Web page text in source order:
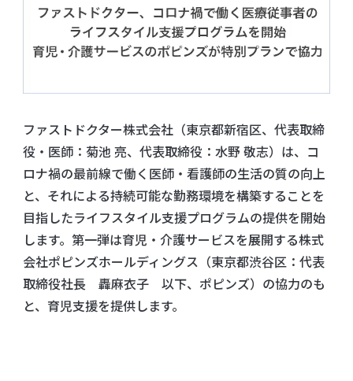
ファストドクター株式会社（東京都新宿区、代表取締
役・医師：菊池 亮、代表取締役：水野 敬志）は、コ
ロナ禍の最前線で働く医師・看護師の生活の質の向上
と、それによる持続可能な勤務環境を構築することを
目指したライフスタイル支援プログラムの提供を開始
します。第一弾は育児・介護サービスを展開する株式
会社ポピンズホールディングス（東京都渋谷区：代表
取締役社長 轟麻衣子 以下、ポピンズ）の協力のも
と、育児支援を提供します。